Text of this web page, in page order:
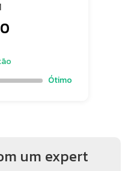
Ótimo
um expert